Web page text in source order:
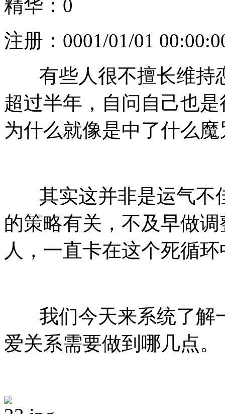
精华：0
注册： 0001/01/01
有些人很不擅长维持
超过半年，自问自己也
为什么就像是中了什么
其实这并非是运气不
的策略有关，不及早做
人，一直卡在这个死循环
我们今天来系统了解
爱关系需要做到哪几点。